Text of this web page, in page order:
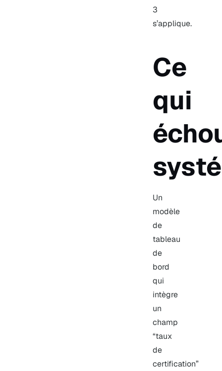
3
s’applique.
Ce
qui
Un
modèle
de
tableau
de
bord
qui
intègre
un
champ
“taux
de
certification”